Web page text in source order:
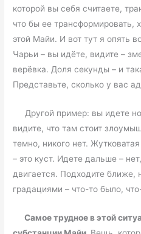
которой вы себя считаете,
что бы ее трансформировать,
этой Майи. И вот тут я опять
Чарьи – вы идёте, видите –
верёвка. Доля секунды – и
Представьте, сколько у вас
Другой пример: вы идете
видите, что там стоит
темно, никого нет.
– это куст. Идете дальше –
двигается. Подходите ближе,
градациями – что-то было,
Самое трудное в этой